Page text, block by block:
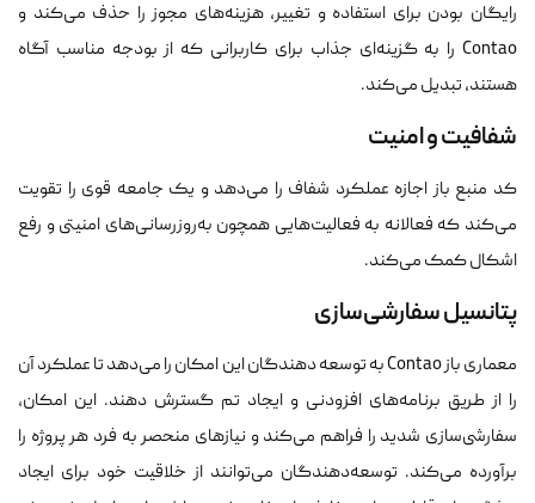
رایگان بودن برای استفاده و تغییر، هزینه‌های مجوز را حذف می‌کند و
Contao را به گزینه‌ای جذاب برای کاربرانی که از بودجه مناسب آگاه
هستند، تبدیل می‌کند.
شفافیت و امنیت
کد منبع باز اجازه عملکرد شفاف را می‌دهد و یک جامعه قوی را تقویت
می‌کند که فعالانه به فعالیت‌هایی همچون به‌روز‌رسانی‌های امنیتی و رفع
اشکال کمک می‌کند.
پتانسیل سفارشی‌سازی
معماری باز Contao به توسعه دهندگان این امکان را می‌دهد تا عملکرد آن
را از طریق برنامه‌های افزودنی و ایجاد تم گسترش دهند. این امکان،
سفارشی‌سازی شدید را فراهم می‌کند و نیازهای منحصر به فرد هر پروژه را
برآورده می‌کند. توسعه‌دهندگان می‌توانند از خلاقیت خود برای ایجاد